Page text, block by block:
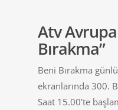
Atv
Bırakma”
Beni Bırakma
ekranlarında 300.
Saat 15.00’te